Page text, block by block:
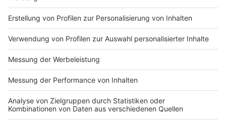
Sirenen waren nicht von der Feuerwehr oder der
Polizei. Landwirte hatte mobile Sirenen bei ihrer
Sternfahrt nach Recke dabei. Das war Teil einer
Protestaktion zum politischen Aschermittwoch der
06:14 Uhr - Osnabrück: Ein Jahr Prozess zum